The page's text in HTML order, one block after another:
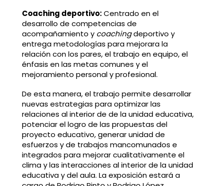
Coaching deportivo:Centrado en el
desarrollo de competencias de
acompañamiento y coachingdeportivo y
entrega metodologías para mejorara la
relación con los pares, el trabajo en equipo, el
énfasis en las metas comunes y el
mejoramiento personal y profesional.
De esta manera, el trabajo permite desarrollar
nuevas estrategias para optimizar las
relaciones al interior de de la unidad educativa,
potenciar el logro de las propuestas del
proyecto educativo, generar unidad de
esfuerzos y de trabajos mancomunados e
integrados para mejorar cualitativamente el
clima y las interacciones al interior de la unidad
educativa y del aula. La exposición estará a